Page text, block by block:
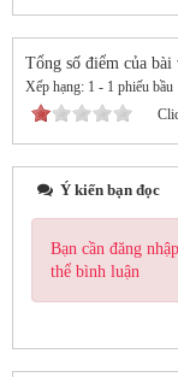
Tổng số điểm của
Xếp hạng: 1 - 1 phiếu bầu
Ý kiến bạn đọc
Bạn cần đăng
thể bình luận